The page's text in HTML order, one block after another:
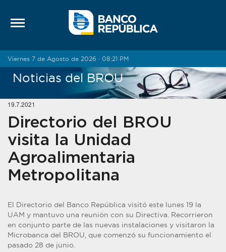
Viernes 7 de Agosto de 2026 · 08:21 PM
Noticias del BROU
19.7.2021
Directorio del BROU
visita la Unidad
Agroalimentaria
Metropolitana
El Directorio del Banco República visitó este lunes 19 la
UAM y mantuvo una reunión con su Directiva. Recorrieron
en conjunto parte de las nuevas instalaciones y visitaron la
Microbanca del BROU, que comenzó su funcionamiento el
pasado 28 de junio.